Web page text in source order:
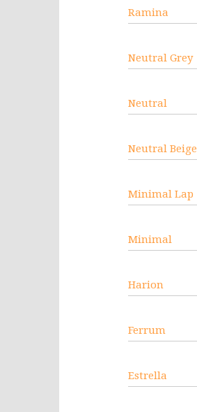
Ramina
Neutral Grey
Neutral
Neutral Beige
Minimal Lap
Minimal
Harion
Ferrum
Estrella